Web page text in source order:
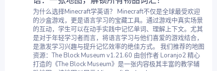
为什么选择Minecraft学英语？ Minecraft不仅是全球最受欢迎
的沙盒游戏，更是语言学习的宝藏工具。通过游戏中真实场景
的互动，学生可以在动手实践中记忆单词、理解上下文。尤其
是对于年轻学习者而言，将语言学习与他们喜爱的游戏结合，
是激发学习兴趣与提升记忆效率的绝佳方式。 我们推荐的地图
资源：The Block Museum v1.21.60 由创作者 Loranjo2 精心
打造的《The Block Museum》是一张内容极其丰富的教学辅